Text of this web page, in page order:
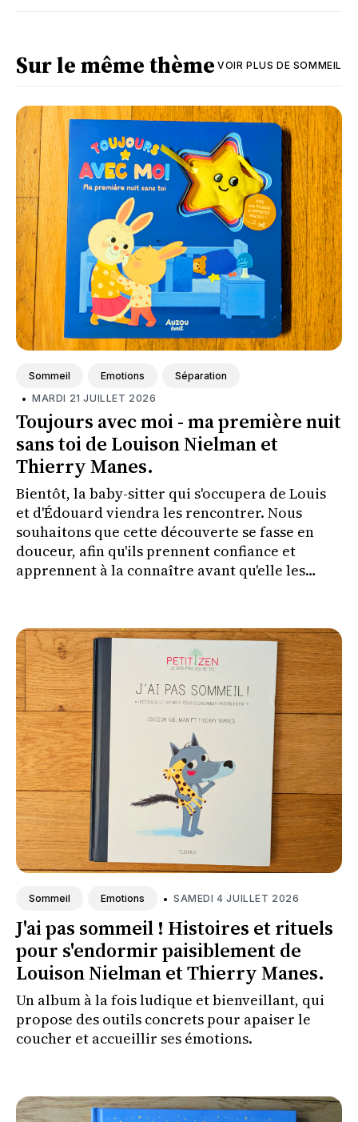
Sur le même thème VOIR PLUS DE SOMMEIL
Sommeil Emotions Séparation
• MARDI 21 JUILLET 2026
Toujours avec moi - ma première nuit
sans toi de Louison Nielman et
Thierry Manes.
Bientôt, la baby-sitter qui s'occupera de Louis
et d'Édouard viendra les rencontrer. Nous
souhaitons que cette découverte se fasse en
douceur, afin qu'ils prennent confiance et
apprennent à la connaître avant qu'elle les
Sommeil Emotions • SAMEDI 4 JUILLET 2026
J'ai pas sommeil ! Histoires et rituels
pour s'endormir paisiblement de
Louison Nielman et Thierry Manes.
Un album à la fois ludique et bienveillant, qui
propose des outils concrets pour apaiser le
coucher et accueillir ses émotions.